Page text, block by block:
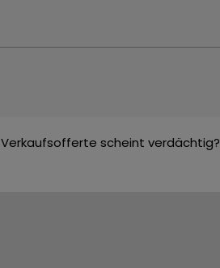
Verkaufsofferte scheint verdächtig?